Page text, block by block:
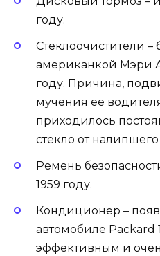
году.
Стеклоочистители
американкой Мэри
году. Причина,
мучения ее
приходилось
стекло от налипшего
Ремень
1959 году.
Кондиционер –
автомобиле Packard
эффективным и